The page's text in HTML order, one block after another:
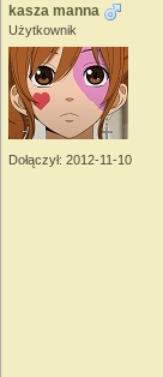
kasza manna
Użytkownik
Dołączył: 2012-11-10